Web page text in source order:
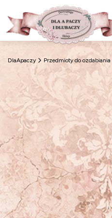
DlaApaczy Przedmioty do ozdabiania